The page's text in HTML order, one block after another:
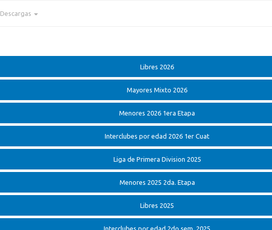
Descargas
Libres 2026
Mayores Mixto 2026
Menores 2026 1era Etapa
Interclubes por edad 2026 1er Cuat
Liga de Primera Division 2025
Menores 2025 2da. Etapa
Libres 2025
Interclubes por edad 2do sem. 2025